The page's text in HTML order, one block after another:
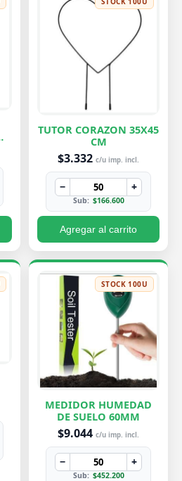
TUTOR CORAZON 35X45
CM
$3.332 c/u imp. incl.
− +
Sub: $166.600
Agregar al carrito
STOCK 100U
MEDIDOR HUMEDAD
DE SUELO 60MM
$9.044 c/u imp. incl.
− +
Sub: $452.200